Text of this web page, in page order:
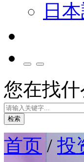
日
您在找什
检索
首页 / 投